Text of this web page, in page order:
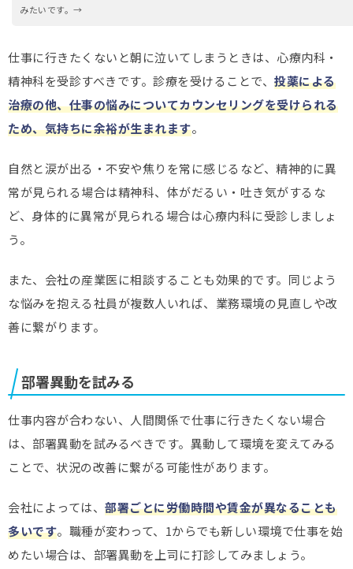
みたいです。→
仕事に行きたくないと朝に泣いてしまうときは、心療内科・
精神科を受診すべきです。診療を受けることで、 投薬による
治療の他、仕事の悩みについてカウンセリングを受けられる
ため、気持ちに余裕が生まれます。
自然と涙が出る・不安や焦りを常に感じるなど、精神的に異
常が見られる場合は精神科、体がだるい・吐き気がするな
ど、身体的に異常が見られる場合は心療内科に受診しましょ
う。
また、会社の産業医に相談することも効果的です。同じよう
な悩みを抱える社員が複数人いれば、業務環境の見直しや改
善に繋がります。
部署異動を試みる
仕事内容が合わない、人間関係で仕事に行きたくない場合
は、部署異動を試みるべきです。異動して環境を変えてみる
ことで、状況の改善に繋がる可能性があります。
会社によっては、 部署ごとに労働時間や賃金が異なることも
多いです。職種が変わって、1からでも新しい環境で仕事を始
めたい場合は、部署異動を上司に打診してみましょう。